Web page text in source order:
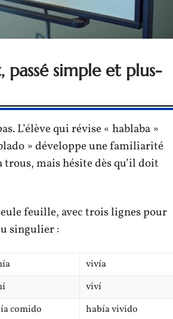
simple et plus-
L’élève qui révise « hablaba »
» développe une familiarité
mais hésite dès qu’il doit
feuille, avec trois lignes pour
singulier :
vivía
viví
comido había vivido